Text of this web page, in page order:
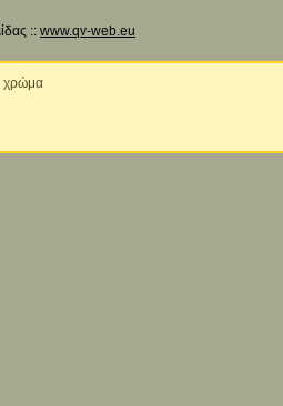
:: www.qv-web.eu
χρώμα